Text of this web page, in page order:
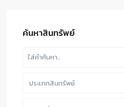
ค้นหาสินทรัพย์
ประเภทสินทรัพย์